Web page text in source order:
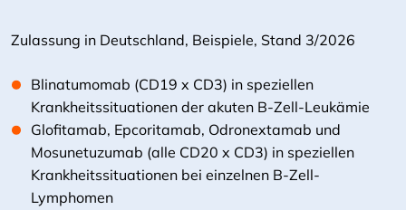
Zulassung in Deutschland, Beispiele, Stand 3/2026
Blinatumomab (CD19 x CD3) in speziellen
Krankheitssituationen der akuten B-Zell-Leukämie
Glofitamab, Epcoritamab, Odronextamab und
Mosunetuzumab (alle CD20 x CD3) in speziellen
Krankheitssituationen bei einzelnen B-Zell-
Lymphomen